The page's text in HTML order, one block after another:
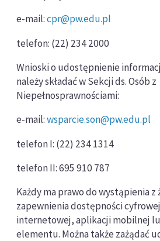
e-mail:cpr@pw.edu.pl
telefon: (22) 234 2000
Wnioski o udostępnienie
należy składać w Sekcji ds. Osób z
Niepełnosprawnościami:
e-mail:wsparcie.son@pw.edu.pl
telefon I: (22) 234 1314
telefon II: 695 910 787
Każdy ma prawo do wystąpienia z
zapewnienia dostępności
internetowej, aplikacji mobilnej
elementu. Można także zażądać